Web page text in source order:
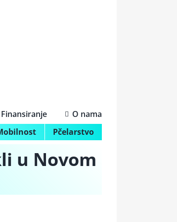
Pčelarstvo
Finansiranje O nama
u Novom